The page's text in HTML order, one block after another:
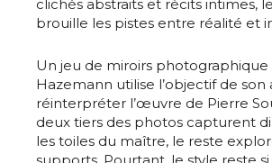
clichés abstraits et récits intimes,
brouille les pistes entre réalité et
Un jeu de miroirs photographique
Hazemann utilise l’objectif de
réinterpréter l’œuvre de Pierre
deux tiers des photos capturent
les toiles du maître, le reste